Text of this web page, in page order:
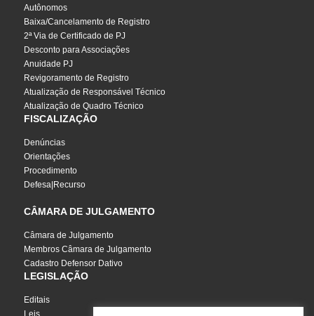
Autônomos
Baixa/Cancelamento de Registro
2ª Via de Certificado de PJ
Desconto para Associações
Anuidade PJ
Revigoramento de Registro
Atualização de Responsável Técnico
Atualização de Quadro Técnico
FISCALIZAÇÃO
Denúncias
Orientações
Procedimento
Defesa|Recurso
CÂMARA DE JULGAMENTO
Câmara de Julgamento
Membros Câmara de Julgamento
Cadastro Defensor Dativo
LEGISLAÇÃO
Editais
Leis